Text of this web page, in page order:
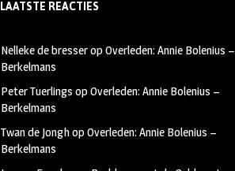
LAATSTE REACTIES
Nelleke de bresseropOverleden: Annie Bolenius –
Berkelmans
Peter Tuerlings opOverleden: Annie Bolenius –
Berkelmans
Twan de JonghopOverleden: Annie Bolenius –
Berkelmans